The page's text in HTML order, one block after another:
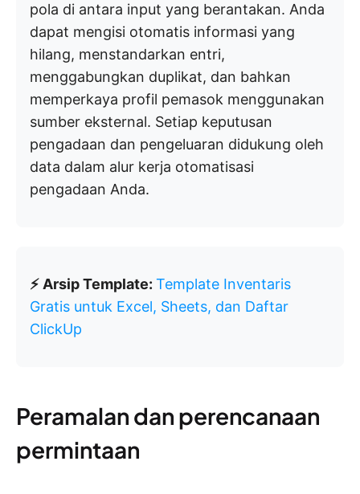
pola di antara input yang berantakan. Anda
dapat mengisi otomatis informasi yang
hilang, menstandarkan entri,
menggabungkan duplikat, dan bahkan
memperkaya profil pemasok menggunakan
sumber eksternal. Setiap keputusan
pengadaan dan pengeluaran didukung oleh
data dalam alur kerja otomatisasi
pengadaan Anda.
⚡ Arsip Template: Template Inventaris
Gratis untuk Excel, Sheets, dan Daftar
ClickUp
Peramalan dan perencanaan
permintaan